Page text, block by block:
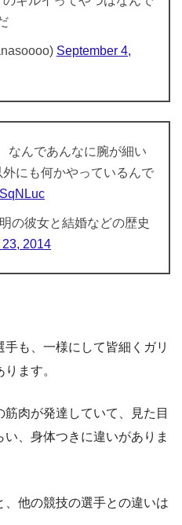
September 4,
なんであんなに腕が細い
にも何かやっているんで
の彼女と結婚などの歴史
2014
も、一様にして皆細くガリ
ます。
肉が発達していて、見た目
、身体つきに違いがありま
他の競技の選手との違いは